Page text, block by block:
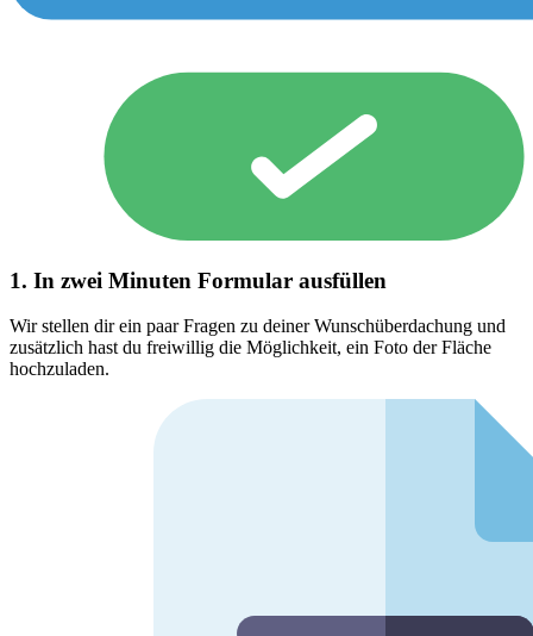
1. In zwei Minuten Formular ausfüllen
Wir stellen dir ein paar Fragen zu deiner Wunschüberdachung und
zusätzlich hast du freiwillig die Möglichkeit, ein Foto der Fläche
hochzuladen.